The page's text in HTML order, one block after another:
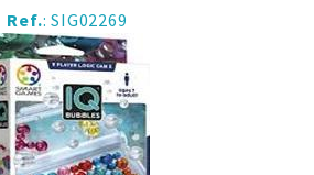
Ref.: SIG02269